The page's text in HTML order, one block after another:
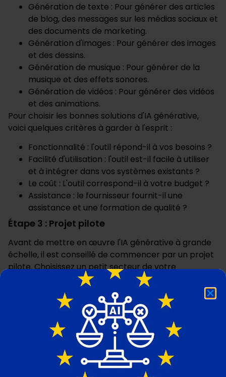
Génération de texte : Pour générer des articles
de blog, des messages sur les médias sociaux et
des documents de marketing.
Génération d'images : Pour générer des images
et des dessins.
Génération de musique : Pour générer de la
musique et des effets sonores.
Génération de vidéos : Pour générer des vidéos
et des animations.
Pour choisir les bonnes solutions d'IA générative,
voici quelques critères à garder à l'esprit :
Fonctionnalité : l'outil répond-il à vos besoins ?
Facilité d'utilisation : l'outil est-il facile à utiliser
et à intégrer dans vos systèmes existants ?
Le coût : L'outil correspond-il à votre budget ?
Assistance : le fournisseur fournit-il une
assistance et une formation de qualité ?
Étape 3 : Projet pilote
Avant de mettre en œuvre l'IA générative à grande
échelle, il est conseillé de commencer par un projet
pilote. Choisissez un petit secteur de votre
entreprise où vous souhaitez tester l'IA générative. Il
peut s'agir d'un département ou d'un processus
spécifique, par exemple.
Essais à petite échelle
Mettez en œuvre la solution d'IA générative à petite
échelle et surveillez les résultats. La solution
fonctionne-t-elle comme prévu ? Y a-t-il des